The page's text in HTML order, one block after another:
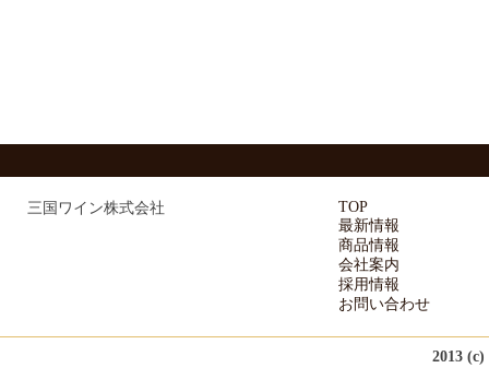
三国ワイン株式会社
TOP
最新情報
商品情報
会社案内
採用情報
お問い合わせ
2013